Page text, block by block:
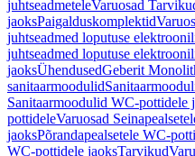
juhtseadmeteleVaruosad
jaoksPaigalduskomplektid
juhtseadmed loputuse
juhtseadmed loputuse
jaoksÜhendusedGeberit
sanitaarmoodulid
Sanitaarmoodulid WC-pottidele
pottideleVaruosad
jaoksPõrandapealsetele WC-
WC-pottidele jaoksTarvikud